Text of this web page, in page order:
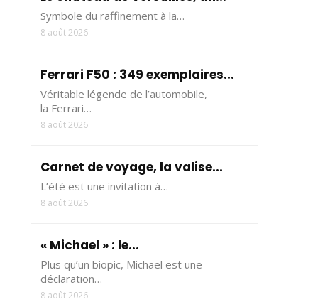
Symbole du raffinement à la…
8 août 2026
Ferrari F50 : 349 exemplaires...
Véritable légende de l’automobile,
la Ferrari…
8 août 2026
Carnet de voyage, la valise...
L’été est une invitation à…
8 août 2026
« Michael » : le...
Plus qu’un biopic, Michael est une
déclaration…
8 août 2026